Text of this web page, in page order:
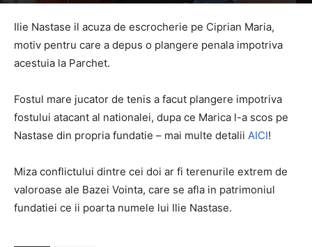
Ilie Nastase il acuza de escrocherie pe Ciprian Maria,
motiv pentru care a depus o plangere penala impotriva
acestuia la Parchet.
Fostul mare jucator de tenis a facut plangere impotriva
fostului atacant al nationalei, dupa ce Marica l-a scos pe
Nastase din propria fundatie – mai multe detalii AICI!
Miza conflictului dintre cei doi ar fi terenurile extrem de
valoroase ale Bazei Vointa, care se afla in patrimoniul
fundatiei ce ii poarta numele lui Ilie Nastase.